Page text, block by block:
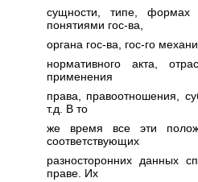
сущности, типе,
понятиями гос-ва,
органа гос-ва, гос-го
нормативного акта,
применения
права, правоотношения,
т.д. В то
же время все эти
соответствующих
разносторонних данных
праве. Их